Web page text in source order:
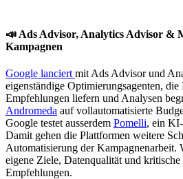
📣 Ads Advisor, Analytics Advisor &
Kampagnen
Google lanciert mit Ads Advisor und
eigenständige Optimierungsagenten, die
Empfehlungen liefern und Analysen
Andromeda auf vollautomatisierte
Google testet ausserdem Pomelli, ein
Damit gehen die Plattformen weitere
Automatisierung der Kampagnenarbeit.
eigene Ziele, Datenqualität und
Empfehlungen.